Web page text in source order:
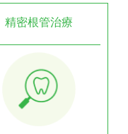
精密根管治療